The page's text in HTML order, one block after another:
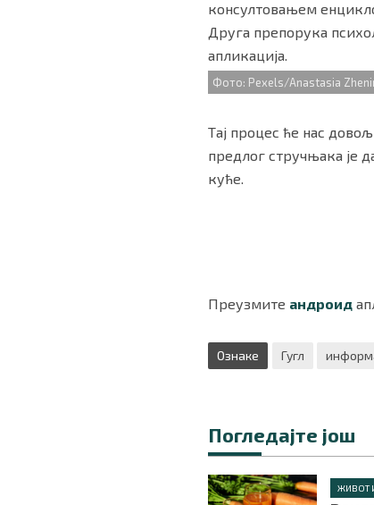
консултовањем
Друга препорука
апликација.
Фото: Pexels/Anastasia
Тај процес ће нас
предлог стручњака је
куће.
Преузмите андроид
Ознаке Гугл
Погледајте још
ЖИВОТ